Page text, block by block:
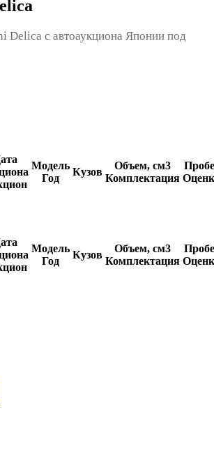
Delica с автоаукциона Японии под
Модель
Год
Кузов
Объем, см3
Комплектация
Модель
Год
Кузов
Объем, см3
Комплектация